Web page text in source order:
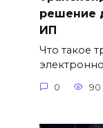
решение
ИП
Что такое
0 90